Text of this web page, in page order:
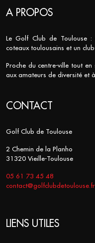
A PROPOS
Le Golf Club de Toulouse
coteaux toulousains et un
Proche du centre-ville tout
aux amateurs de diversité et
CONTACT
Golf Club de Toulouse
2 Chemin de la Planho
31320 Vieille-Toulouse
05 61 73 45 48
contact@golfclubdetoulouse.fr
LIENS UTILES